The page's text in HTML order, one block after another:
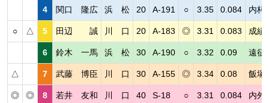
4 関口 隆広 浜 松 20 A-191 ○ 3.35 0.084 内枠
○ △ 5 田辺 誠 川 口 20 A-183 ◎ 3.31 0.083 成績
6 鈴木 一馬 浜 松 30 A-190 ○ 3.32 0.09 遠征
△ 7 武藤 博臣 川 口 30 A-155 ◎ 3.34 0.08 飯塚
◎ ◎ 8 若井 友和 川 口 40 S-18 ○ 3.31 0.084 内外